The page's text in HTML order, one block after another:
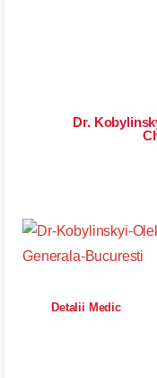
Dr.
Detalii Medic